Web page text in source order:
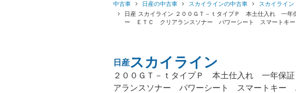
中古車 日産の中古車 スカイラインの中古車 スカイライ
日産 スカイライン ２００ＧＴ－ｔタイプＰ 本土仕入れ 一
ー ＥＴＣ クリアランスソナー パワーシート スマートキー
日産スカイライン
２００ＧＴ－ｔタイプＰ 本土仕入れ 一年保
アランスソナー パワーシート スマートキー